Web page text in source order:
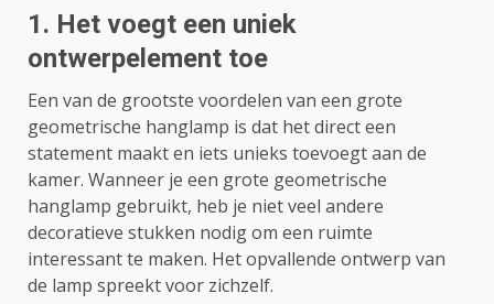
1. Het voegt een uniek
ontwerpelement toe
Een van de grootste voordelen van een grote
geometrische hanglamp is dat het direct een
statement maakt en iets unieks toevoegt aan de
kamer. Wanneer je een grote geometrische
hanglamp gebruikt, heb je niet veel andere
decoratieve stukken nodig om een ​​ruimte
interessant te maken. Het opvallende ontwerp van
de lamp spreekt voor zichzelf.